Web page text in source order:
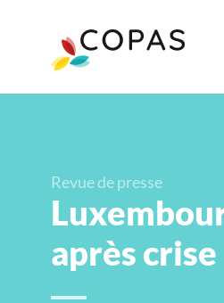
Revue de presse
après crise